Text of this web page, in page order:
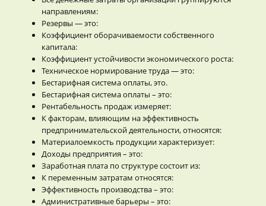
направлениям:
Резервы — это:
Коэффициент оборачиваемости собственного
капитала:
Коэффициент устойчивости экономического роста:
Техническое нормирование труда — это:
Бестарифная система оплаты, это.
Бестарифная система оплаты – это:
Рентабельность продаж измеряет:
К факторам, влияющим на эффективность
предпринимательской деятельности, относятся:
Материалоемкость продукции характеризует:
Доходы предприятия – это:
Заработная плата по структуре состоит из:
К переменным затратам относятся:
Эффективность производства – это:
Административные барьеры – это: